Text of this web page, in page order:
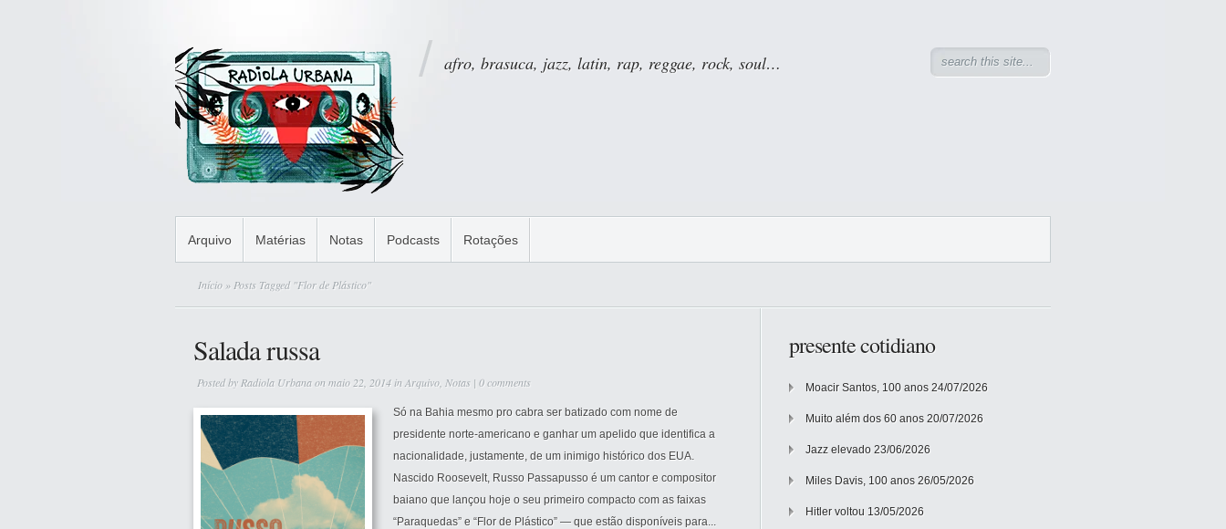
afro, brasuca, jazz, latin, rap, reggae, rock, soul…
Arquivo Matérias Notas Podcasts Rotações
Início » Posts Tagged "Flor de Plástico"
Salada russa
Posted by Radiola Urbanaon maio 22, 2014 inArquivo Notas | 0 comments
Só na Bahia mesmo pro cabra ser batizado com nome de
presidente norte-americano e ganhar um apelido que identifica a
nacionalidade, justamente, de um inimigo histórico dos EUA.
Nascido Roosevelt, Russo Passapusso é um cantor e compositor
baiano que lançou hoje o seu primeiro compacto com as faixas
“Paraquedas” e “Flor de Plástico” — que estão disponíveis para...
presente cotidiano
Moacir Santos, 100 anos 24/07/2026
Muito além dos 60 anos 20/07/2026
Jazz elevado 23/06/2026
Miles Davis, 100 anos 26/05/2026
Hitler voltou 13/05/2026